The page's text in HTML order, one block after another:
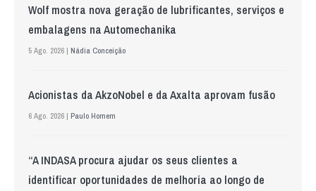
Wolf mostra nova geração de lubrificantes, serviços e
embalagens na Automechanika
5 Ago. 2026 | Nádia Conceição
Acionistas da AkzoNobel e da Axalta aprovam fusão
6 Ago. 2026 | Paulo Homem
“A INDASA procura ajudar os seus clientes a
identificar oportunidades de melhoria ao longo de